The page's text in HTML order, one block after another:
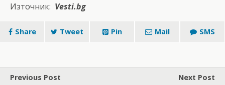
Източник: Vesti.bg
Share Tweet Pin Mail SMS
Previous Post
Next Post